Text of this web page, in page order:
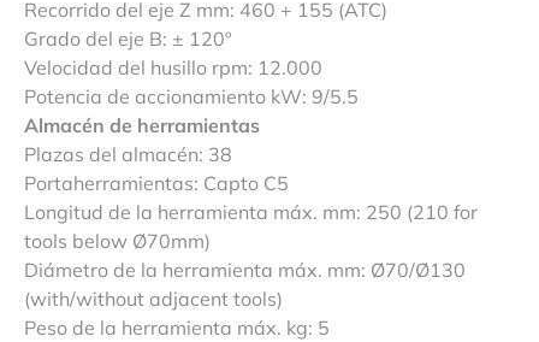
Recorrido del eje Z mm: 460 + 155 (ATC)
Grado del eje B: ± 120º
Velocidad del husillo rpm: 12.000
Potencia de accionamiento kW: 9/5.5
Almacén de herramientas
Plazas del almacén: 38
Portaherramientas: Capto C5
Longitud de la herramienta máx. mm: 250 (210 for
tools below Ø70mm)
Diámetro de la herramienta máx. mm: Ø70/Ø130
(with/without adjacent tools)
Peso de la herramienta máx. kg: 5